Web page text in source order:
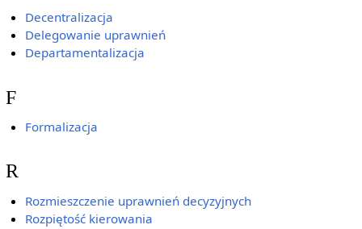
Decentralizacja
Delegowanie uprawnień
Departamentalizacja
F
Formalizacja
R
Rozmieszczenie uprawnień decyzyjnych
Rozpiętość kierowania